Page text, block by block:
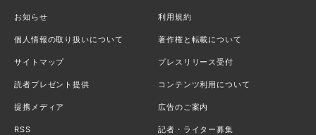
お知らせ 利用規約
個人情報の取り扱いについて 著作権と転載について
サイトマップ プレスリリース受付
読者プレゼント提供 コンテンツ利用について
提携メディア 広告のご案内
RSS 記者・ライター募集